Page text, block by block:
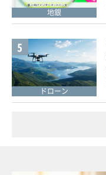
地銀
5
ドローン